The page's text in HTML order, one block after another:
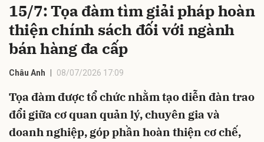
15/7: Tọa đàm tìm giải pháp hoàn
thiện chính sách đối với ngành
bán hàng đa cấp
Châu Anh 08/07/2026 17:09
Tọa đàm được tổ chức nhằm tạo diễn đàn trao
đổi giữa cơ quan quản lý, chuyên gia và
doanh nghiệp, góp phần hoàn thiện cơ chế,
Hủy